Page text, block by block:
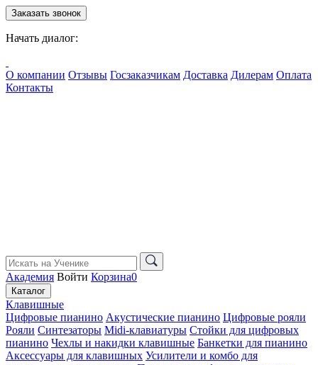
Заказать звонок
Начать диалог:
О компании Отзывы Госзаказчикам Доставка Дилерам Оплата
Контакты
Академия Войти Корзина0
Каталог
Клавишные
Цифровые пианино Акустические пианино Цифровые рояли
Рояли Синтезаторы Midi-клавиатуры Стойки для цифровых
пианино Чехлы и накидки клавишные Банкетки для пианино
Аксессуары для клавишных Усилители и комбо для